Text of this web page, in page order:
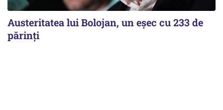
Austeritatea lui Bolojan, un eșec cu 233 de
părinți